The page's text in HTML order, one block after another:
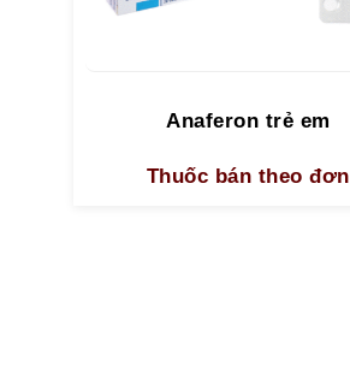
Anaferon trẻ em
Thuốc bán theo đơn